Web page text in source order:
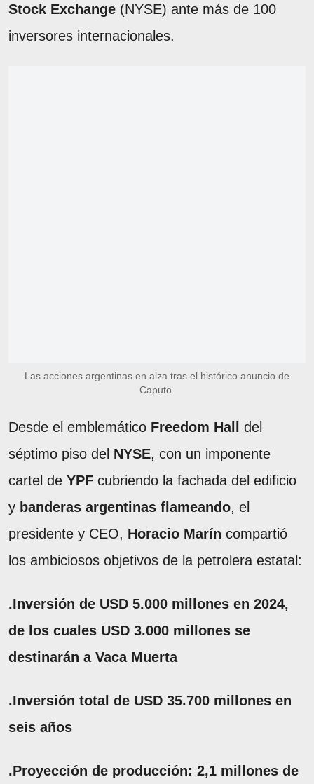
Stock Exchange (NYSE) ante más de 100
inversores internacionales.
Las acciones argentinas en alza tras el histórico anuncio de
Caputo.
Desde el emblemático Freedom Hall del
séptimo piso del NYSE, con un imponente
cartel de YPF cubriendo la fachada del edificio
y banderas argentinas flameando, el
presidente y CEO, Horacio Marín compartió
los ambiciosos objetivos de la petrolera estatal:
.Inversión de USD 5.000 millones en 2024,
de los cuales USD 3.000 millones se
destinarán a Vaca Muerta
.Inversión total de USD 35.700 millones en
seis años
.Proyección de producción: 2,1 millones de